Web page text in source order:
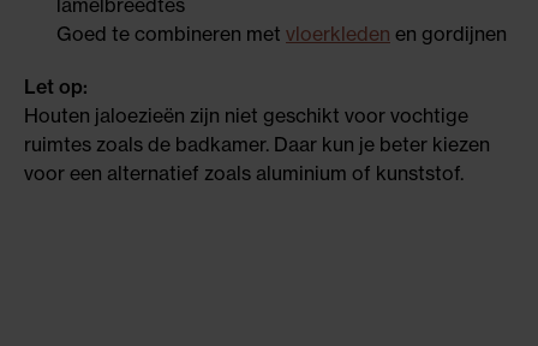
Goed te combineren met vloerkleden en gordijnen
Let op:
Houten jaloezieën zijn niet geschikt voor vochtige
ruimtes zoals de badkamer. Daar kun je beter kiezen
voor een alternatief zoals aluminium of kunststof.